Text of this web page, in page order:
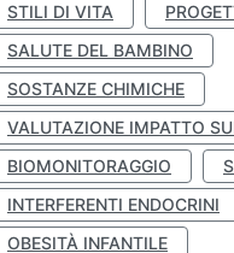
STILI DI VITA
SALUTE DEL BAMBINO
SOSTANZE CHIMICHE
VALUTAZIONE IMPATTO
BIOMONITORAGGIO
INTERFERENTI ENDOCRINI
OBESITÀ INFANTILE